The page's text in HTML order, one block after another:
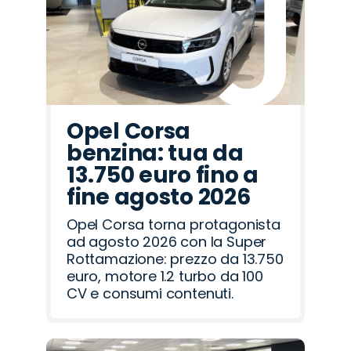
Romeo
Rover
Opel Corsa
benzina: tua da
13.750 euro fino a
fine agosto 2026
Opel Corsa torna protagonista
ad agosto 2026 con la Super
Rottamazione: prezzo da 13.750
euro, motore 1.2 turbo da 100
CV e consumi contenuti.